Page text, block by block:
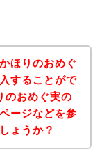
ほりのおめぐ
することがで
のおめぐ実の
ージなどを参
ょうか？